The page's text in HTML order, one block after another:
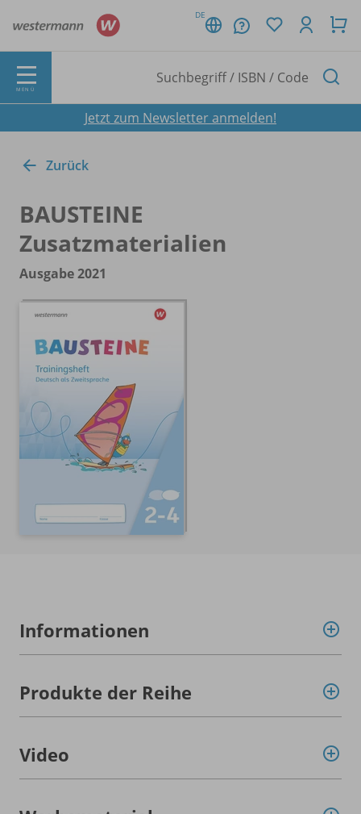
DE
MENÜ
Jetzt zum Newsletter anmelden!
Zurück
BAUSTEINE
Zusatzmaterialien
Ausgabe 2021
Informationen
Produkte der Reihe
Video